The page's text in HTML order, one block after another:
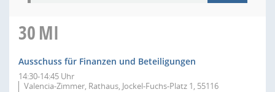
30MI
Ausschuss für Finanzen und Beteiligungen
14:30-14:45 Uhr
Valencia-Zimmer, Rathaus, Jockel-Fuchs-Platz 1, 55116